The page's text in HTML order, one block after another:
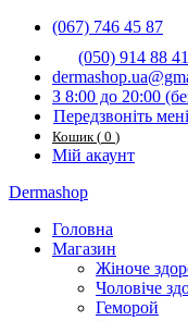
(067) 746 45 87
(050) 914 88 41
З 8:00 до 20:00
Передзвоніть мені
Кошик( 0 )
Мій акаунт
Dermashop
Головна
Магазин
Жіноче
Чоловіче
Геморой